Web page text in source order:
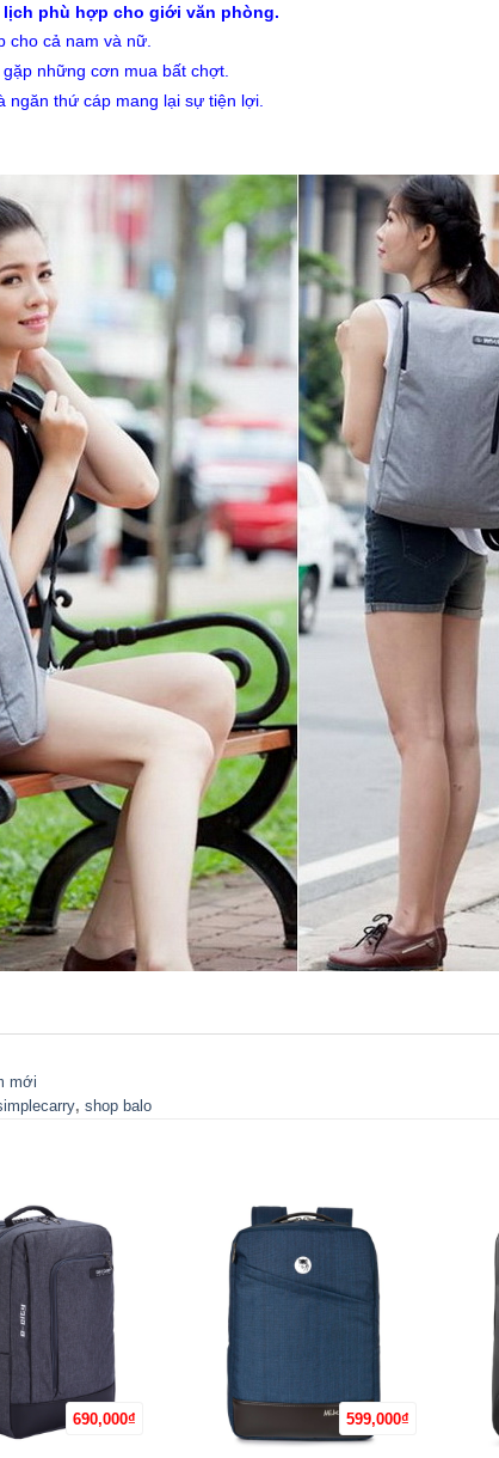
phù hợp cho giới văn phòng.
cho cả nam và nữ.
những cơn mua bất chợt.
ngăn thứ cáp mang lại sự tiện lợi.
mới
, shop balo
690,000₫ 599,000₫